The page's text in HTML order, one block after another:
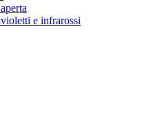
e infrarossi